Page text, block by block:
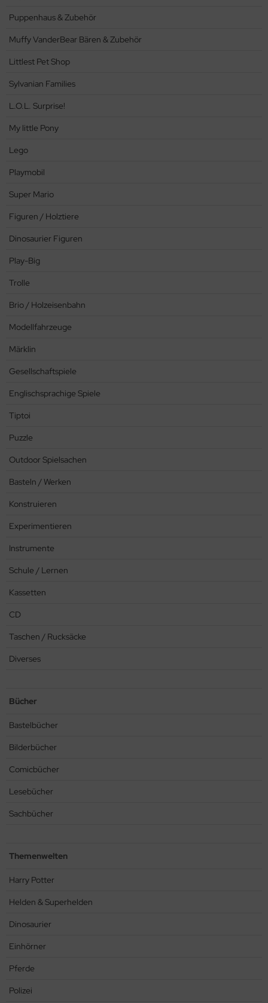
Puppenhaus & Zubehör
Muffy VanderBear Bären & Zubehör
Littlest Pet Shop
Sylvanian Families
L.O.L. Surprise!
My little Pony
Lego
Playmobil
Super Mario
Figuren / Holztiere
Dinosaurier Figuren
Play-Big
Trolle
Brio / Holzeisenbahn
Modellfahrzeuge
Märklin
Gesellschaftspiele
Englischsprachige Spiele
Tiptoi
Puzzle
Outdoor Spielsachen
Basteln / Werken
Konstruieren
Experimentieren
Instrumente
Schule / Lernen
Kassetten
CD
Taschen / Rucksäcke
Diverses
Bücher
Bastelbücher
Bilderbücher
Comicbücher
Lesebücher
Sachbücher
Themenwelten
Harry Potter
Helden & Superhelden
Dinosaurier
Einhörner
Pferde
Polizei
little Pony
Mario
Big
/ Holzeisenbahn
Spielsachen
/ Lernen